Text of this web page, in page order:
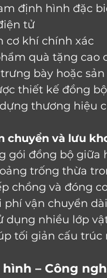
định hình đặc
tử
cơ khí chính xác
quà tặng cao
bày hoặc
thiết kế đồng
thương hiệu
chuyển và lưu
gói đồng bộ giữa
trống thừa
chồng và đóng
phí vận chuyển
dụng nhiều lớp
tối giản cấu trúc
– Công